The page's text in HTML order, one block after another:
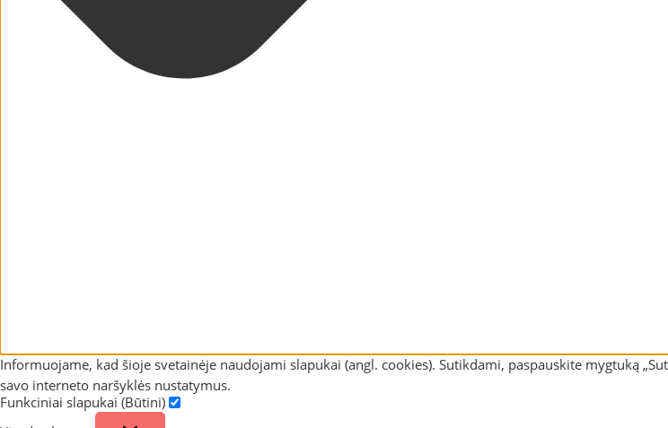
Informuojame, kad šioje svetainėje naudojami slapukai (angl. cookies). Sutikdami, paspauskite mygtuką
savo interneto naršyklės nustatymus.
Funkciniai slapukai (Būtini)